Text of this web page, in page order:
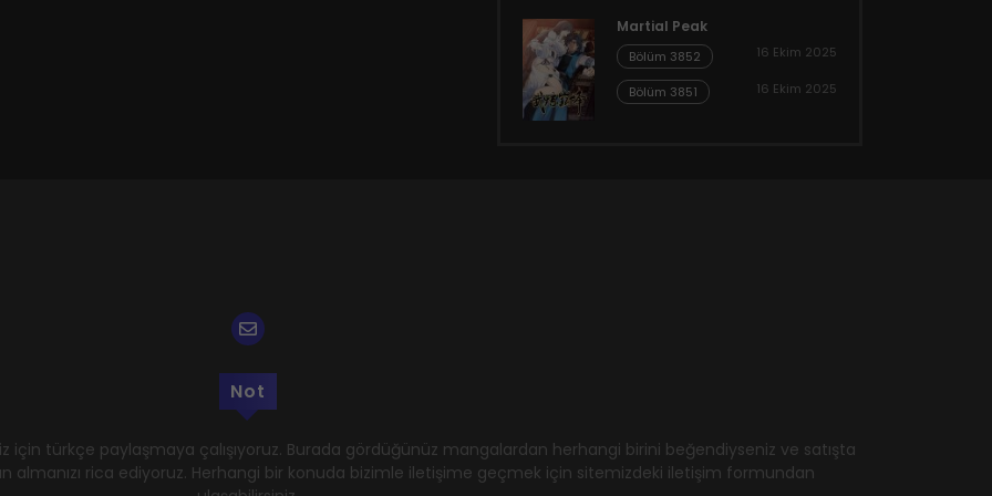
Martial Peak
Bölüm 3852 16 Ekim 2025
Bölüm 3851 16 Ekim 2025
Not
için türkçe paylaşmaya çalışıyoruz. Burada gördüğünüz mangalardan herhangi birini beğendiyseniz ve satışta
almanızı rica ediyoruz. Herhangi bir konuda bizimle iletişime geçmek için sitemizdeki iletişim formundan